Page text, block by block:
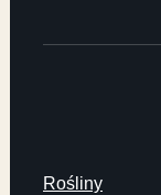
Rośliny